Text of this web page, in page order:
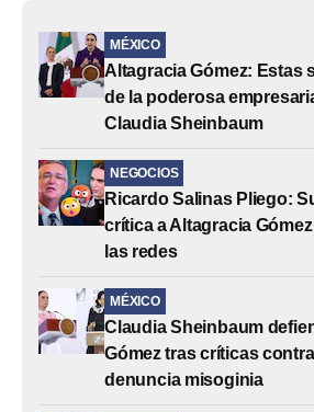
MÉXICO
Altagracia Gómez: Estas
de la poderosa
Claudia Sheinbaum
NEGOCIOS
Ricardo Salinas Pliego:
crítica a Altagracia
las redes
MÉXICO
Claudia Sheinbaum
Gómez tras críticas
denuncia misoginia